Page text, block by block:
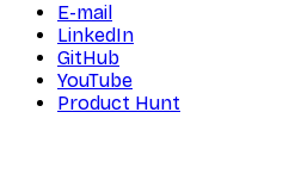
E-mail
LinkedIn
GitHub
YouTube
Product Hunt